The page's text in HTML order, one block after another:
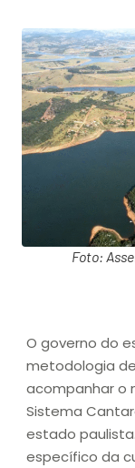
Foto:
O governo do
metodologia
acompanhar o
Sistema
estado
específico da